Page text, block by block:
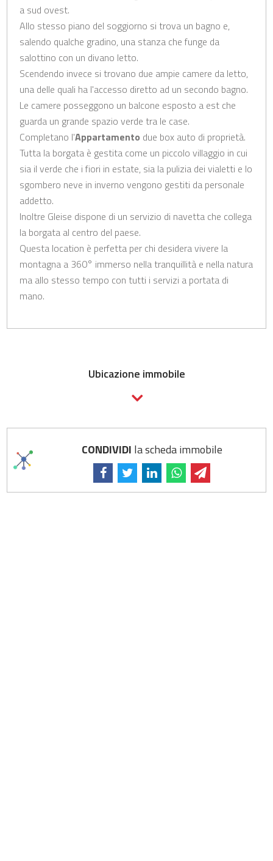
a sud ovest.
Allo stesso piano del soggiorno si trova un bagno e,
salendo qualche gradino, una stanza che funge da
salottino con un divano letto.
Scendendo invece si trovano due ampie camere da letto,
una delle quali ha l'accesso diretto ad un secondo bagno.
Le camere posseggono un balcone esposto a est che
guarda un grande spazio verde tra le case.
Completano l'Appartamento due box auto di proprietà.
Tutta la borgata è gestita come un piccolo villaggio in cui
sia il verde che i fiori in estate, sia la pulizia dei vialetti e lo
sgombero neve in inverno vengono gestiti da personale
addetto.
Inoltre Gleise dispone di un servizio di navetta che collega
la borgata al centro del paese.
Questa location è perfetta per chi desidera vivere la
montagna a 360° immerso nella tranquillità e nella natura
ma allo stesso tempo con tutti i servizi a portata di
mano.
Ubicazione immobile
CONDIVIDI la scheda immobile